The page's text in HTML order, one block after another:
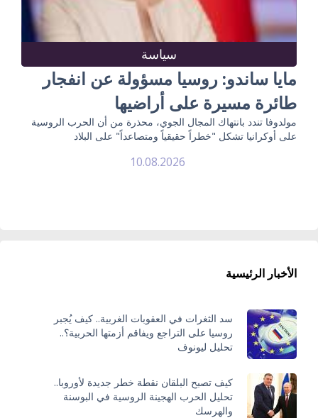
سياسة
مايا ساندو: روسيا مسؤولة عن انفجار
طائرة مسيرة على أراضيها
مولدوفا تندد بانتهاك المجال الجوي، محذرة من أن الحرب الروسية
على أوكرانيا تشكل "خطراً حقيقياً ومتصاعداً" على البلاد
10.08.2026
الأخبار الرئيسية
سد الثغرات في العقوبات الغربية.. كيف يُجبر
روسيا على التراجع ويفاقم أزمتها الحربية؟..
تحليل ليونوف
كيف تصبح البلقان نقطة خطر جديدة لأوروبا..
تحليل الحرب الهجينة الروسية في البوسنة
والهرسك